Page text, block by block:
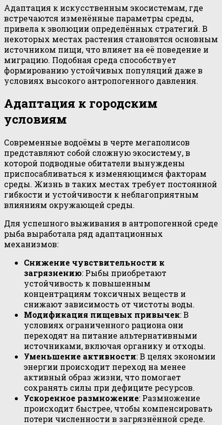
Адаптация к искусственным экосистемам, где
встречаются изменённые параметры среды,
привела к эволюции определённых стратегий. В
некоторых местах растения становятся основным
источником пищи, что влияет на её поведение и
миграцию. Подобная среда способствует
формированию устойчивых популяций даже в
условиях высокого антропогенного давления.
Адаптация к городским
условиям
Современные водоёмы в черте мегаполисов
представляют собой сложную экосистему, в
которой подводные обитатели вынуждены
приспосабливаться к изменяющимся факторам
среды. Жизнь в таких местах требует постоянной
гибкости и устойчивости к неблагоприятным
влияниям окружающей среды.
Для успешного выживания в антропогенной среде
рыба выработала ряд адаптационных
механизмов:
Снижение чувствительности к
загрязнению: Рыбы приобретают
устойчивость к повышенным
концентрациям токсичных веществ и
снижают зависимость от чистоты воды.
Модификация пищевых привычек: В
условиях ограниченного рациона они
переходят на питание альтернативными
источниками, включая органику и отходы.
Уменьшение активности: В целях экономии
энергии происходит переход на менее
активный образ жизни, что помогает
сохранять силы при дефиците ресурсов.
Ускоренное размножение: Размножение
происходит быстрее, чтобы компенсировать
потери численности в загрязнённой среде.